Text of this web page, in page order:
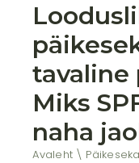
tavaline
Miks
naha
Avaleht